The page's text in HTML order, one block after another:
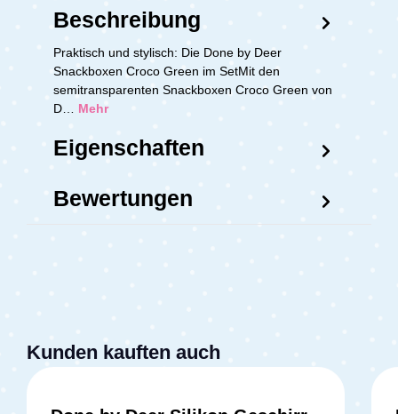
Beschreibung
Praktisch und stylisch: Die Done by Deer
Snackboxen Croco Green im SetMit den
semitransparenten Snackboxen Croco Green von
D… Mehr
Eigenschaften
Bewertungen
Kunden kauften auch